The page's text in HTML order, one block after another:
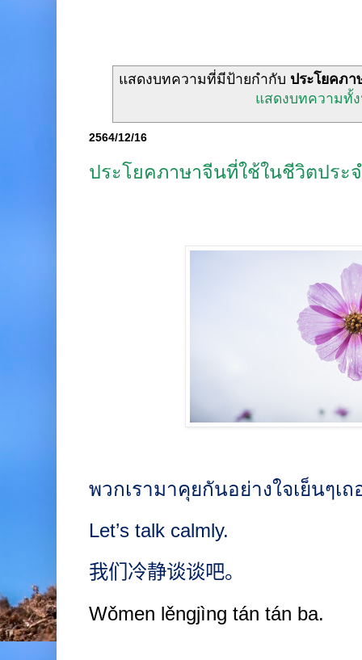
แสดงบทความที่มีป้ายกำกับ ประโยคภ
แสดงบทความทั้
2564/12/16
ประโยคภาษาจีนที่ใช้ในชีวิตประ
พวกเรามาคุยกันอย่างใจเย็นๆเ
Let’s talk calmly.
我们冷静谈谈吧。
Wǒmen lěngjìng tán tán ba.